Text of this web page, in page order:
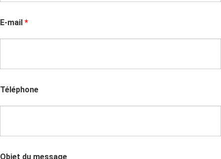
E-mail *
Téléphone
Objet du message